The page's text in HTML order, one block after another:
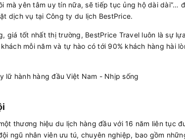
mà yên tâm uy tín nữa, sẽ tiếp tục ủng hộ dài dài”…
dịch vụ tại Công ty du lịch BestPrice.
giá tốt nhất thị trường, BestPrice Travel luôn là sự
mỗi năm và tự hào có tới 90% khách hàng hài
thương hiệu du lịch hàng đầu với 16 năm liên tục
ngũ nhân viên ưu tú, chuyên nghiệp, bao gồm